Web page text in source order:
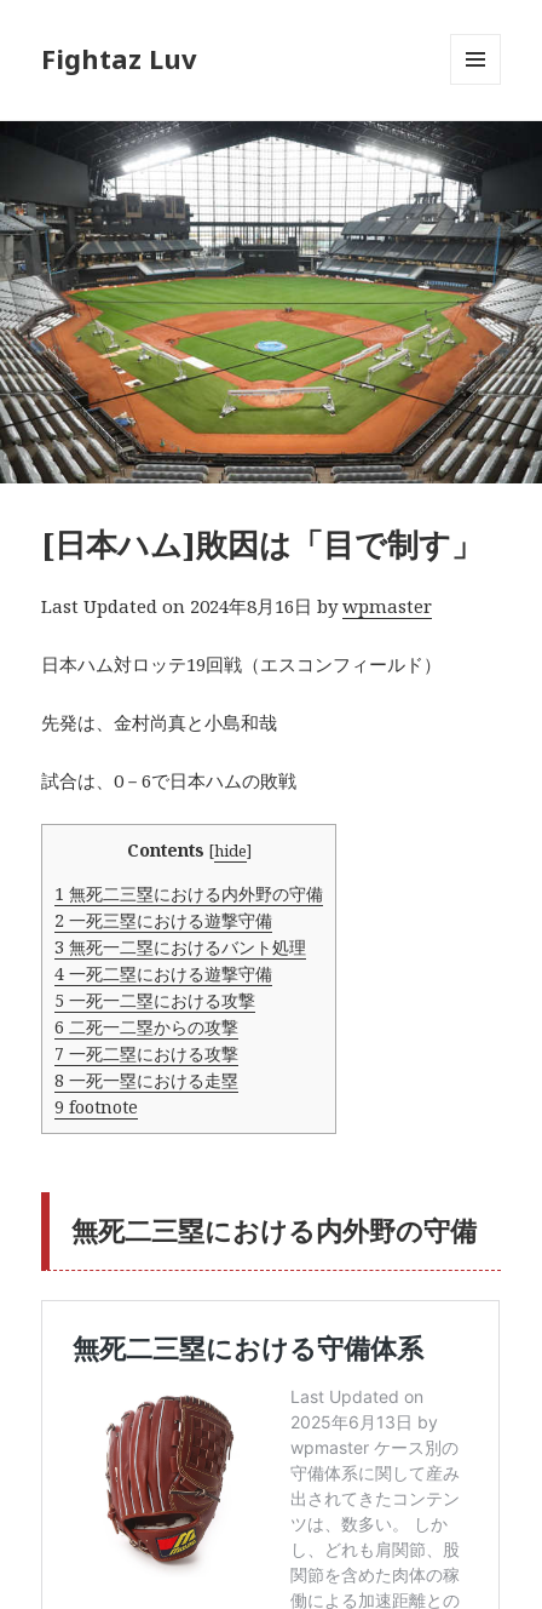
Fightaz Luv
ーとウ
ィジェ
ット
[日本ハム]敗因は「目で制す」
Last Updated on 2024年8月16日 bywpmaster
日本ハム対ロッテ19回戦（エスコンフィールド）
先発は、金村尚真と小島和哉
試合は、0－6で日本ハムの敗戦
Contents [hide]
1 無死二三塁における内外野の守備
2 一死三塁における遊撃守備
3 無死一二塁におけるバント処理
4 一死二塁における遊撃守備
5 一死一二塁における攻撃
6 二死一二塁からの攻撃
7 一死二塁における攻撃
8 一死一塁における走塁
9 footnote
無死二三塁における内外野の守備